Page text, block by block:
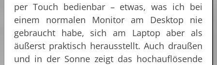
per Touch bedienbar – etwas, was ich bei
einem normalen Monitor am Desktop nie
gebraucht habe, sich am Laptop aber als
äußerst praktisch herausstellt. Auch draußen
und in der Sonne zeigt das hochauflösende